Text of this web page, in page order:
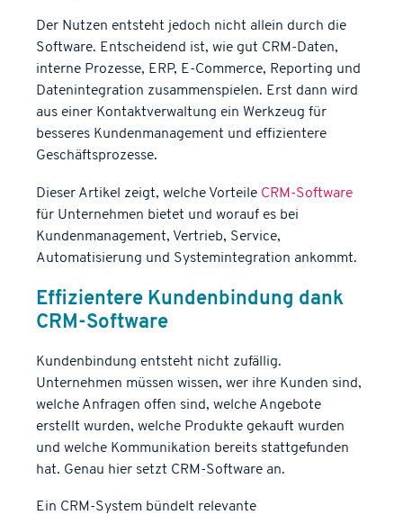
Der Nutzen entsteht jedoch nicht allein durch die
Software. Entscheidend ist, wie gut CRM-Daten,
interne Prozesse, ERP, E-Commerce, Reporting und
Datenintegration zusammenspielen. Erst dann wird
aus einer Kontaktverwaltung ein Werkzeug für
besseres Kundenmanagement und effizientere
Geschäftsprozesse.
Dieser Artikel zeigt, welche Vorteile CRM-Software
für Unternehmen bietet und worauf es bei
Kundenmanagement, Vertrieb, Service,
Automatisierung und Systemintegration ankommt.
Effizientere Kundenbindung dank
CRM-Software
Kundenbindung entsteht nicht zufällig.
Unternehmen müssen wissen, wer ihre Kunden sind,
welche Anfragen offen sind, welche Angebote
erstellt wurden, welche Produkte gekauft wurden
und welche Kommunikation bereits stattgefunden
hat. Genau hier setzt CRM-Software an.
Ein CRM-System bündelt relevante